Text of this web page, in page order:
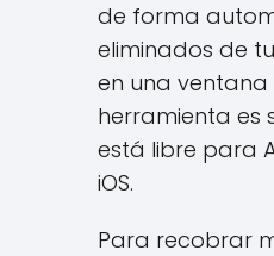
de forma
eliminados de
en una ventana
herramienta es
está libre para
iOS.
Para recobrar